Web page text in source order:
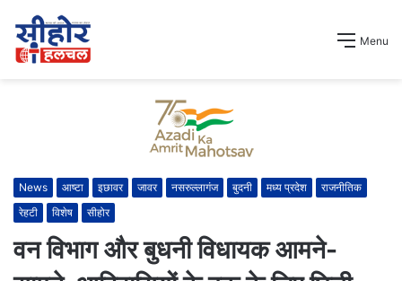
Menu
News आष्टा इछावर जावर नसरुल्लागंज बुदनी मध्य प्रदेश
राजनीतिक
रेहटी
विशेष सीहोर
वन विभाग और बुधनी विधायक आमने-